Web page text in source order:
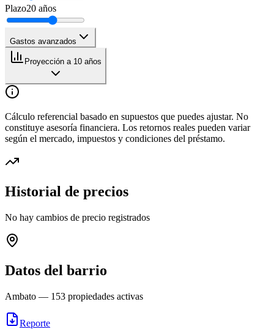
Plazo20 años
Gastos avanzados
Proyección a 10 años
Cálculo referencial basado en supuestos que puedes ajustar. No
constituye asesoría financiera. Los retornos reales pueden variar
según el mercado, impuestos y condiciones del préstamo.
Historial de precios
No hay cambios de precio registrados
Datos del barrio
Ambato — 153 propiedades activas
Reporte